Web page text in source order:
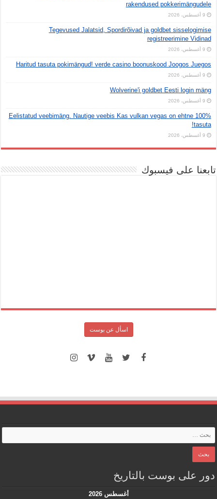
rakendused pokkerimängudele
9 أغسطس، 2026
Tegevused Jalatsid, Spordirõivad ja goldbet sisselogimise
registreerimine Vidinad
9 أغسطس، 2026
Haritud tasuta pokimängud! verde casino boonuskood Joogos Juegos
9 أغسطس، 2026
Wolverine'i goldbet Eesti login mäng
9 أغسطس، 2026
Eelistatud veebimäng. Nautige veebis Kas vulkan vegas on ehtne 100%
tasuta!
9 أغسطس، 2026
تابعنا على فيسبوك
اسأل عن بوست
دور على بوست بالتاريخ
أغسطس 2026